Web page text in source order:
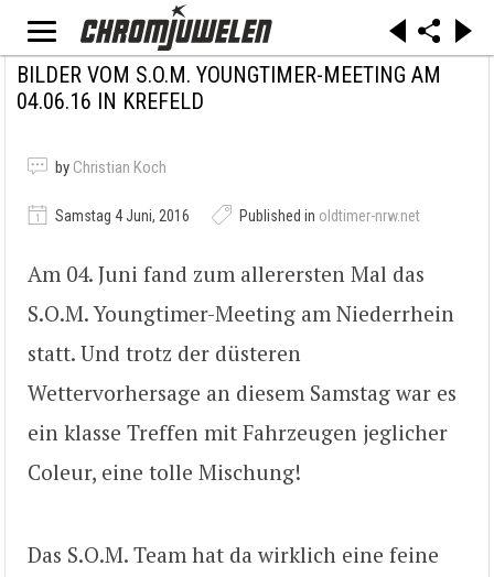
BILDER VOM S.O.M. YOUNGTIMER-MEETING AM
04.06.16 IN KREFELD
by Christian Koch
Samstag 4 Juni, 2016 Published in oldtimer-nrw.net
Am 04. Juni fand zum allerersten Mal das
S.O.M. Youngtimer-Meeting am Niederrhein
statt. Und trotz der düsteren
Wettervorhersage an diesem Samstag war es
ein klasse Treffen mit Fahrzeugen jeglicher
Coleur, eine tolle Mischung!
Das S.O.M. Team hat da wirklich eine feine